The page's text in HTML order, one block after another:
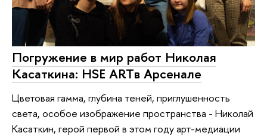
Погружение в мир работ Николая
Касаткина: HSE ARTв Арсенале
Цветовая гамма, глубина теней, приглушенность
света, особое изображение пространства - Николай
Касаткин, герой первой в этом году арт-медиации